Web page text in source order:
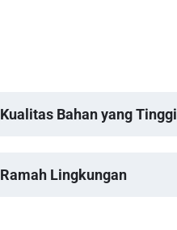
Kualitas Bahan yang Tinggi
Ramah Lingkungan